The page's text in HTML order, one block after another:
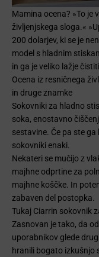
Mamina ocena? »To je
življenjskega sloga.«
200 dolarjev, ki se je
model s hladnim
in ga je veliko lažje
Ocena iz resničnega
in druge znamke
Sokovniki za hladno
soka, enostavno
sestavine. Če pa ste
sokovniki enaki.
Nekateri se mučijo z
majhne odprtine za
majhne koščke. In
zabaven del postopka.
Tukaj Ciarrin sokovnik
Zasnovan je tako, da
uporabnikov glede
hranili bogato izkušnjo